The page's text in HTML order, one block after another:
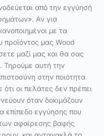
από την εγγύησή
Αν για
με τα
μας Wood
μαζί μας και θα σας
Τηρούμε αυτή την
στην ποιότητα
οι πελάτες δεν πρέπει
όταν δοκιμάζουν
επίπεδο εγγύησης που
αφαίρεσης βαφής